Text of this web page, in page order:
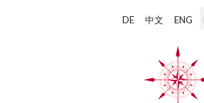
DE 中文 ENG